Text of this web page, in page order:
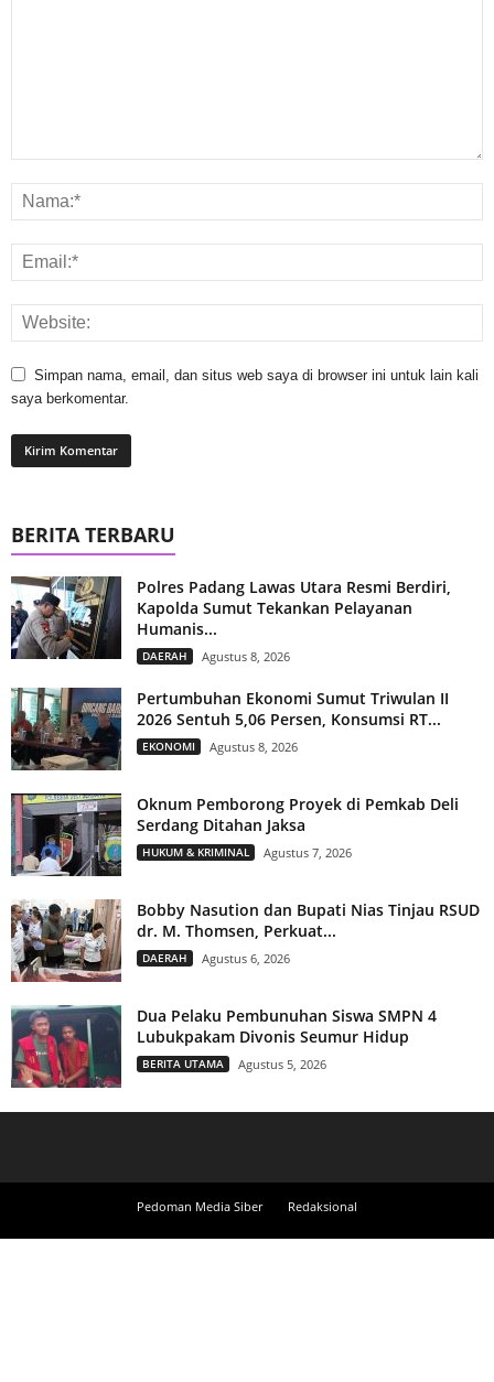
Simpan nama, email, dan situs web saya di browser ini untuk lain kali
saya berkomentar.
BERITA TERBARU
Polres Padang Lawas Utara Resmi Berdiri,
Kapolda Sumut Tekankan Pelayanan
Humanis...
DAERAH Agustus 8, 2026
Pertumbuhan Ekonomi Sumut Triwulan II
2026 Sentuh 5,06 Persen, Konsumsi RT...
EKONOMI Agustus 8, 2026
Oknum Pemborong Proyek di Pemkab Deli
Serdang Ditahan Jaksa
HUKUM & KRIMINAL Agustus 7, 2026
Bobby Nasution dan Bupati Nias Tinjau RSUD
dr. M. Thomsen, Perkuat...
DAERAH Agustus 6, 2026
Dua Pelaku Pembunuhan Siswa SMPN 4
Lubukpakam Divonis Seumur Hidup
BERITA UTAMA Agustus 5, 2026
Pedoman Media Siber Redaksional